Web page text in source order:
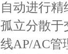
自动进行
孤立分散于
线AP/AC管